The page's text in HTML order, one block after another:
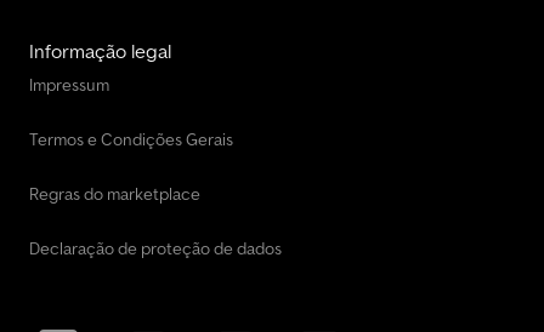
Informação legal
Impressum
Termos e Condições Gerais
Regras do marketplace
Declaração de proteção de dados